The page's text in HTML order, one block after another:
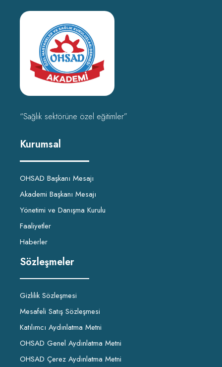
“Sağlık sektörüne özel eğitimler”
Kurumsal
OHSAD Başkanı Mesajı
Akademi Başkanı Mesajı
Yönetimi ve Danışma Kurulu
Faaliyetler
Haberler
Sözleşmeler
Gizlilik Sözleşmesi
Mesafeli Satış Sözleşmesi
Katılımcı Aydınlatma Metni
OHSAD Genel Aydınlatma Metni
OHSAD Çerez Aydınlatma Metni